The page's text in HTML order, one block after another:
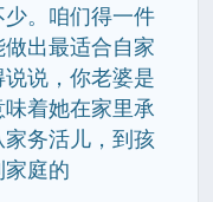
。咱们得一件
出最适合自家
说，你老婆是
着她在家里承
务活儿，到孩
庭的